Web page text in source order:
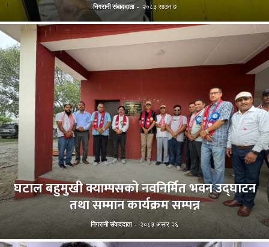
निगरानी संवाददाता - २०८३ साउन ७
घटाल बहुमुखी क्याम्पसको नवनिर्मित भवन उद्घाटन
तथा सम्मान कार्यक्रम सम्पन्न
निगरानी संवाददाता - २०८३ असार २६